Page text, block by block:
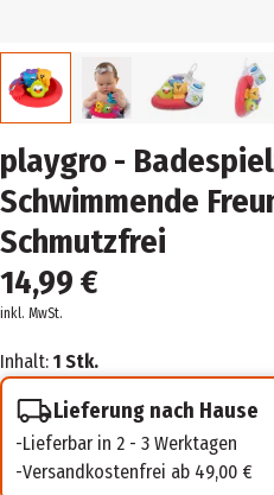
playgro -
Schwimmende
Schmutzfrei
14,99 €
inkl. MwSt.
Inhalt: 1 Stk.
Lieferung nach Hause
Lieferbar in 2 - 3 Werktagen
Versandkostenfrei ab 49,00 €